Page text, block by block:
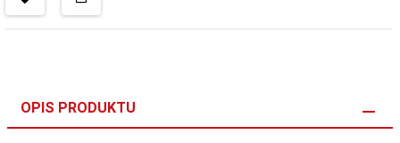
OPIS PRODUKTU